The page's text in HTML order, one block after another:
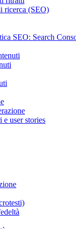
ricerca (SEO)
SEO: Search
e user stories